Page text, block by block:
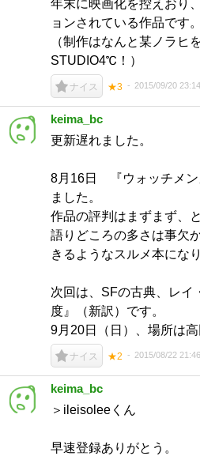
年末に映画化を控えおり
ョンされている作品です。
（制作はなんと某ノラヒ
STUDIO4℃！）
ナイス ★3 2015/09/20 23:14
keima_bc
更新遅れました。
8月16日 『ウォッチメン
ました。
作品の評判はまずまず、
語りどころの多さは事欠
きるようなスルメ本にな
次回は、SFの古典、レイ
度』（新訳）です。
9月20日（日）、場所は
ナイス ★2 2015/08/22 21:46
keima_bc
＞ileisoleeくん
早速登録ありがとう。